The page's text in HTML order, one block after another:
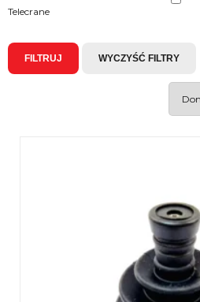
Telecrane
FILTRUJ WYCZYŚĆ FILTRY